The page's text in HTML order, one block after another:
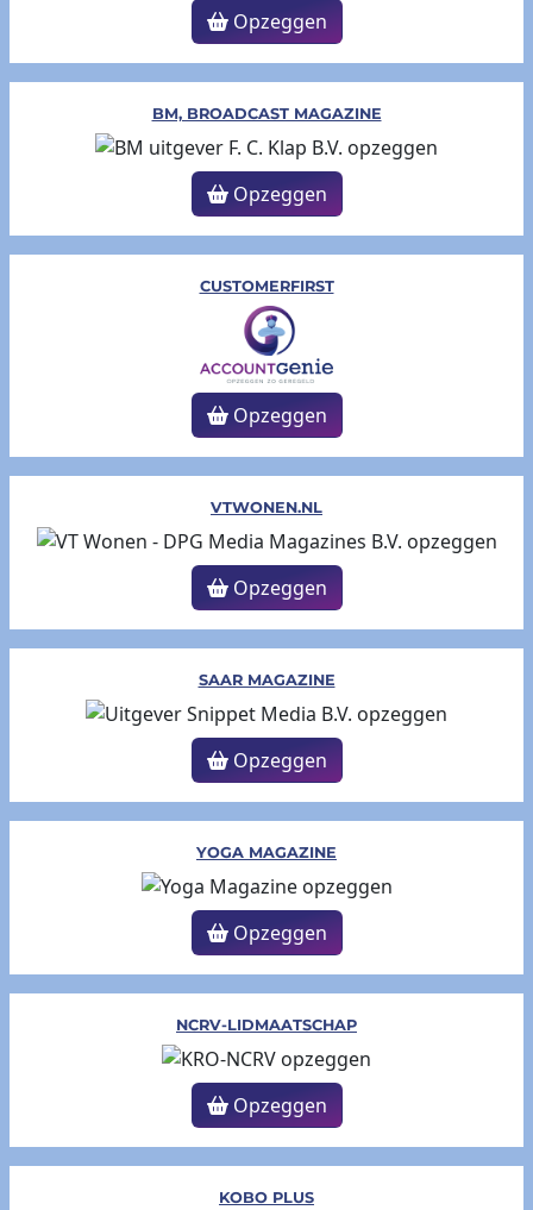
Opzeggen
BM, BROADCAST MAGAZINE
Opzeggen
CUSTOMERFIRST
Opzeggen
VTWONEN.NL
Opzeggen
SAAR MAGAZINE
Opzeggen
YOGA MAGAZINE
Opzeggen
NCRV-LIDMAATSCHAP
Opzeggen
KOBO PLUS